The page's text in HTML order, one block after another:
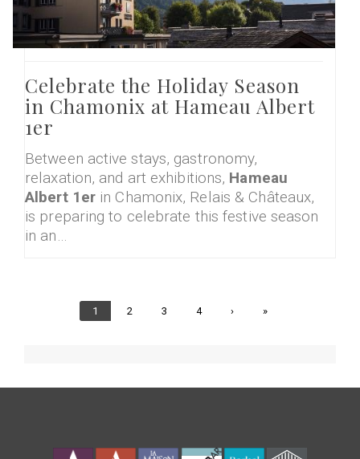
Celebrate the Holiday Season
in Chamonix at Hameau Albert
1er
Between active stays, gastronomy,
relaxation, and art exhibitions, Hameau
Albert 1er in Chamonix, Relais & Châteaux,
is preparing to celebrate this festive season
in an…
Current
1 Page
2 Page
3 Page
4
Next
›
Last
»